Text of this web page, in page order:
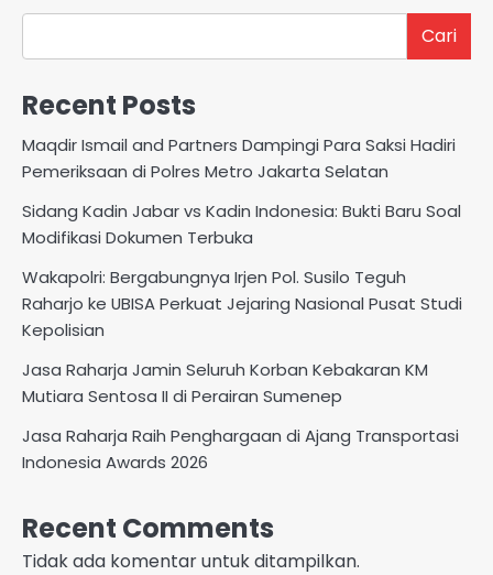
Cari
Recent Posts
Maqdir Ismail and Partners Dampingi Para Saksi Hadiri
Pemeriksaan di Polres Metro Jakarta Selatan
Sidang Kadin Jabar vs Kadin Indonesia: Bukti Baru Soal
Modifikasi Dokumen Terbuka
Wakapolri: Bergabungnya Irjen Pol. Susilo Teguh
Raharjo ke UBISA Perkuat Jejaring Nasional Pusat Studi
Kepolisian
Jasa Raharja Jamin Seluruh Korban Kebakaran KM
Mutiara Sentosa II di Perairan Sumenep
Jasa Raharja Raih Penghargaan di Ajang Transportasi
Indonesia Awards 2026
Recent Comments
Tidak ada komentar untuk ditampilkan.